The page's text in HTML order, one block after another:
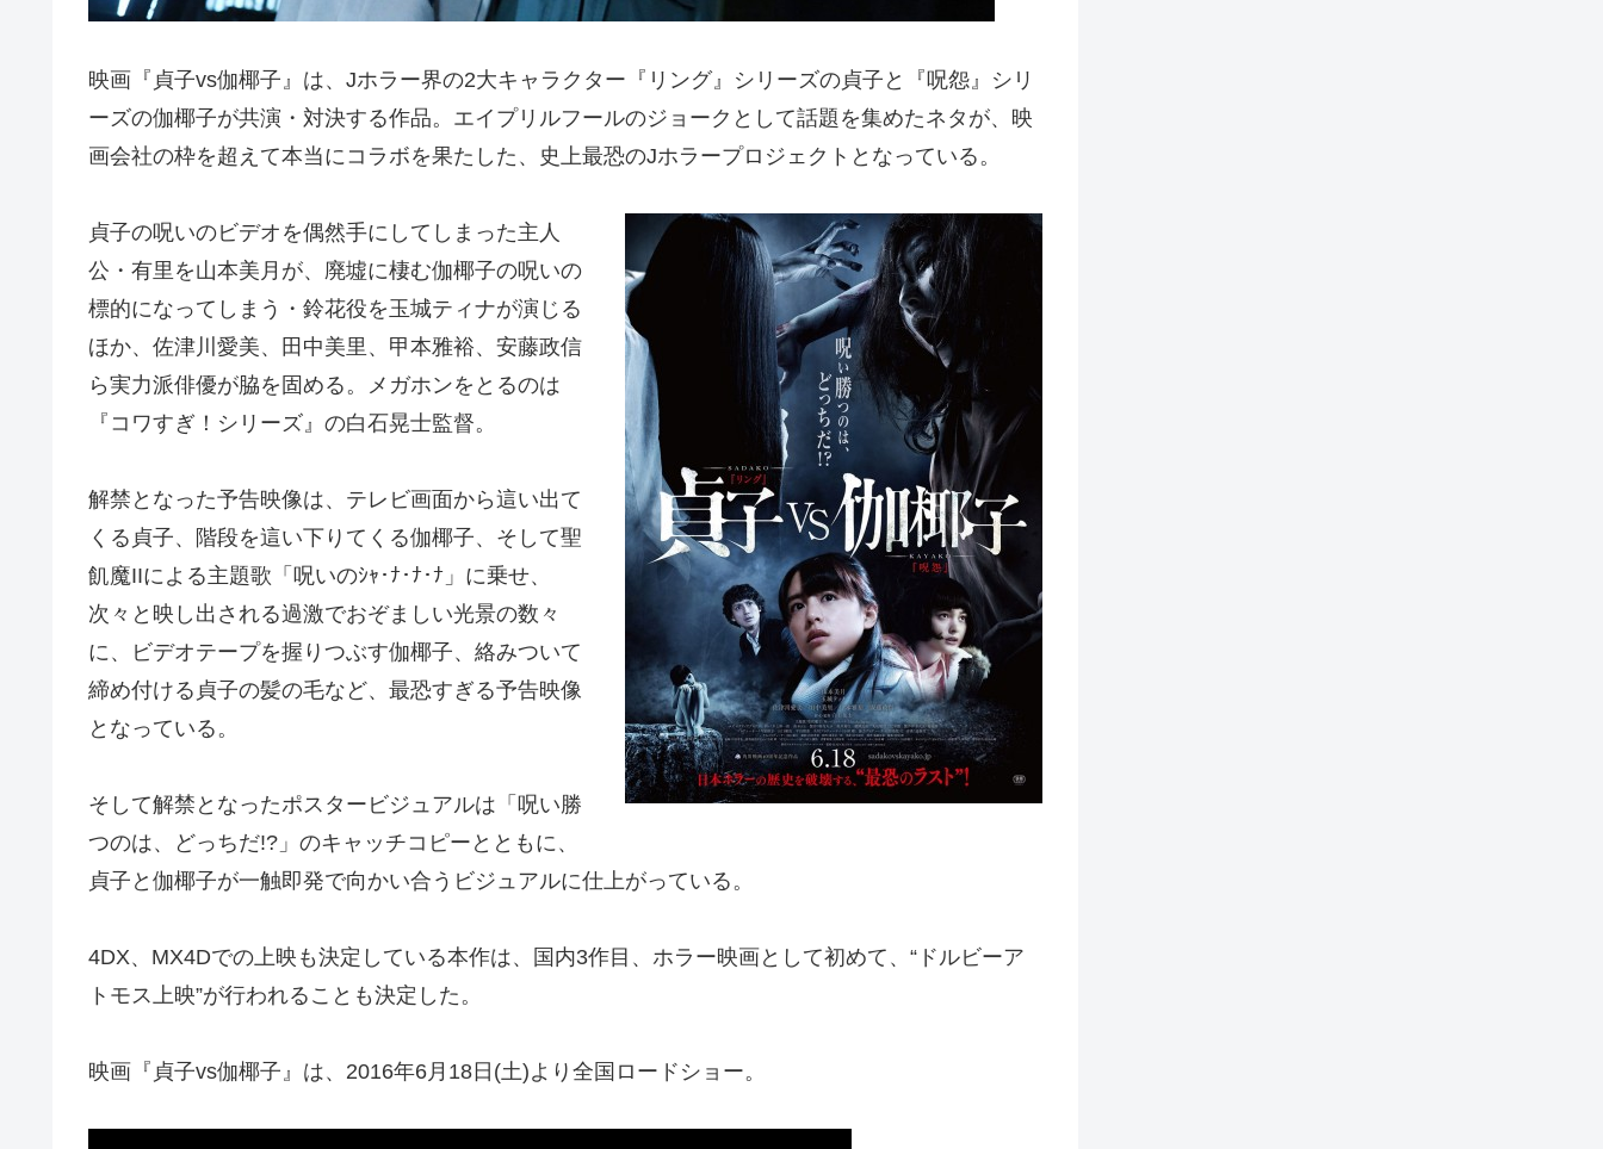
映画『貞子vs伽椰子』は、Jホラー界の2大キャラクター『リング』シリーズの貞子と『呪怨』シリ
ーズの伽椰子が共演・対決する作品。エイプリルフールのジョークとして話題を集めたネタが、映
画会社の枠を超えて本当にコラボを果たした、史上最恐のJホラープロジェクトとなっている。
貞子の呪いのビデオを偶然手にしてしまった主人
公・有里を山本美月が、廃墟に棲む伽椰子の呪いの
標的になってしまう・鈴花役を玉城ティナが演じる
ほか、佐津川愛美、田中美里、甲本雅裕、安藤政信
ら実力派俳優が脇を固める。メガホンをとるのは
『コワすぎ！シリーズ』の白石晃士監督。
解禁となった予告映像は、テレビ画面から這い出て
くる貞子、階段を這い下りてくる伽椰子、そして聖
飢魔IIによる主題歌「呪いのｼｬ･ﾅ･ﾅ･ﾅ」に乗せ、
次々と映し出される過激でおぞましい光景の数々
に、ビデオテープを握りつぶす伽椰子、絡みついて
締め付ける貞子の髪の毛など、最恐すぎる予告映像
となっている。
そして解禁となったポスタービジュアルは「呪い勝
つのは、どっちだ!?」のキャッチコピーとともに、
貞子と伽椰子が一触即発で向かい合うビジュアルに仕上がっている。
4DX、MX4Dでの上映も決定している本作は、国内3作目、ホラー映画として初めて、“ドルビーア
トモス上映”が行われることも決定した。
映画『貞子vs伽椰子』は、2016年6月18日(土)より全国ロードショー。